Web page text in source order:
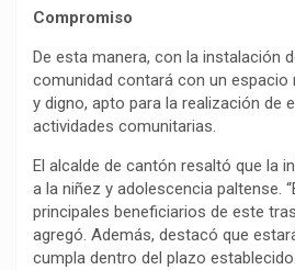
Compromiso
De esta manera, con la instalación
comunidad contará con un espacio
y digno, apto para la realización de
actividades comunitarias.
El alcalde de cantón resaltó que la
a la niñez y adolescencia paltense.
principales beneficiarios de este
agregó. Además, destacó que
cumpla dentro del plazo establecido.